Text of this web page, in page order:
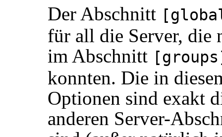
Der Abschnitt
für all die Server, die
im Abschnitt
konnten. Die in
Optionen sind exakt
anderen Server-